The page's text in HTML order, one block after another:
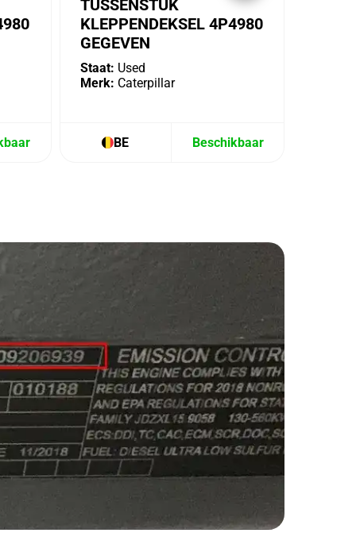
TUSSENSTUK
KLEPPENDEKSEL 4P4980
GEGEVEN
Staat: Used
Merk: Caterpillar
BE Beschikbaar